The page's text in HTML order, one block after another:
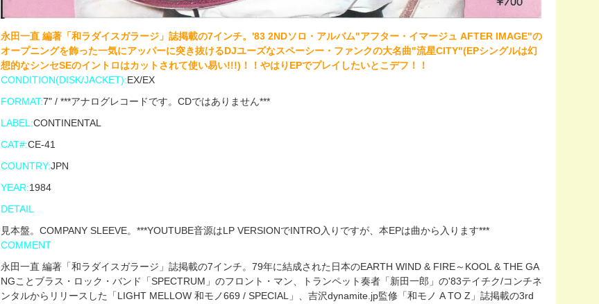
永田一直 編著「和ラダイスガラージ」誌掲載の7インチ。'83 2NDソロ・アルバム"アフター・イマージュ AFTER IMAGE"の
オープニングを飾った一気にアッパーに突き抜けるDJユーズなスペーシー・ファンクの大名曲"流星CITY"(EPシングルは幻
想的なシンセSEのイントロはカットされて使い易い!!!)！！やはりEPでプレイしたいとこデフ！！
CONDITION(DISK/JACKET):EX/EX
FORMAT:7" / ***アナログレコードです。CDではありません***
LABEL:CONTINENTAL
CAT#:CE-41
COUNTRY:JPN
YEAR:1984
DETAIL
見本盤。COMPANY SLEEVE。***YOUTUBE音源はLP VERSIONでINTRO入りですが、本EPは曲から入ります***
COMMENT
永田一直 編著「和ラダイスガラージ」誌掲載の7インチ。79年に結成された日本のEARTH WIND & FIRE～KOOL & THE GA
NGことブラス・ロック・バンド「SPECTRUM」のフロント・マン、トランペット奏者「新田一郎」の'83テイチク/コンチネ
ンタルからリリースした「LIGHT MELLOW 和モノ669 / SPECIAL」、吉沢dynamite.jp監修「和モノ A TO Z」誌掲載の3rd